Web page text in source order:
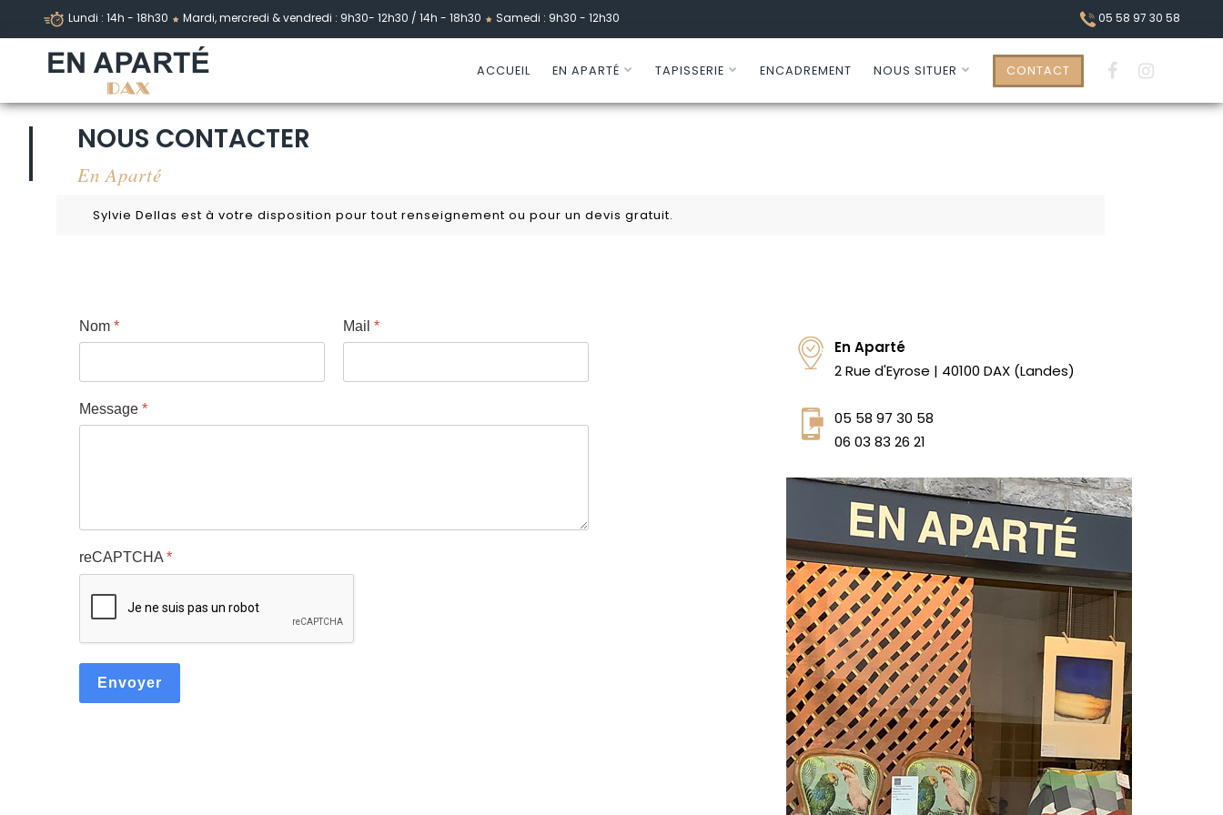
Lundi : 14h - 18h30 Mardi, mercredi & vendredi : 9h30- 12h30 / 14h - 18h30 Samedi : 9h30 - 12h30 05 58 97 30 58
ACCUEIL EN APARTÉ TAPISSERIE ENCADREMENT NOUS SITUER CONTACT
NOUS CONTACTER
En Aparté
Sylvie Dellas est à votre disposition pour tout renseignement ou pour un devis gratuit.
En Aparté
2 Rue d'Eyrose | 40100 DAX (Landes)
05 58 97 30 58
06 03 83 26 21
Nom * Mail *
Message *
reCAPTCHA *
Envoyer